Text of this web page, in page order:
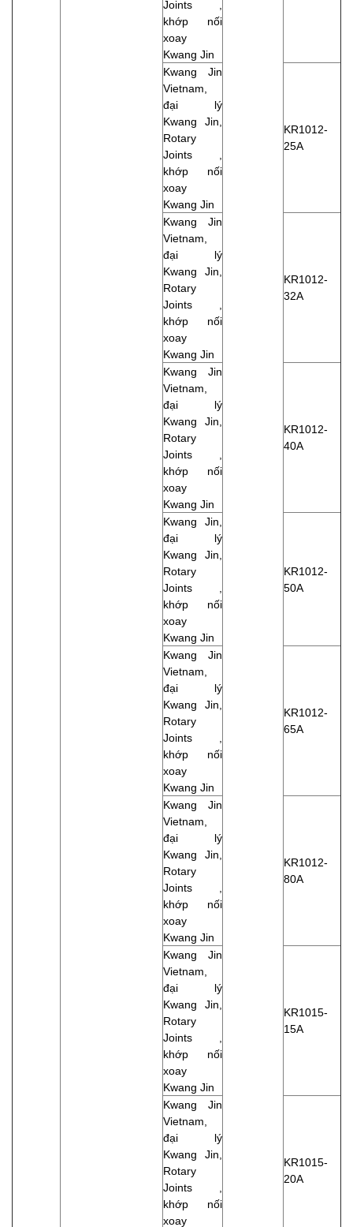
Joints ,
khớp nối
xoay
Kwang Jin
Kwang Jin
Vietnam,
đại lý
Kwang Jin,
Rotary
Joints ,
khớp nối
xoay
Kwang Jin
KR1012-
25A
Kwang Jin
Vietnam,
đại lý
Kwang Jin,
Rotary
Joints ,
khớp nối
xoay
Kwang Jin
KR1012-
32A
Kwang Jin
Vietnam,
đại lý
Kwang Jin,
Rotary
Joints ,
khớp nối
xoay
Kwang Jin
KR1012-
40A
Kwang Jin,
đại lý
Kwang Jin,
Rotary
Joints ,
khớp nối
xoay
Kwang Jin
KR1012-
50A
Kwang Jin
Vietnam,
đại lý
Kwang Jin,
Rotary
Joints ,
khớp nối
xoay
Kwang Jin
KR1012-
65A
Kwang Jin
Vietnam,
đại lý
Kwang Jin,
Rotary
Joints ,
khớp nối
xoay
Kwang Jin
KR1012-
80A
Kwang Jin
Vietnam,
đại lý
Kwang Jin,
Rotary
Joints ,
khớp nối
xoay
Kwang Jin
KR1015-
15A
Kwang Jin
Vietnam,
đại lý
Kwang Jin,
Rotary
Joints ,
khớp nối
xoay
KR1015-
20A